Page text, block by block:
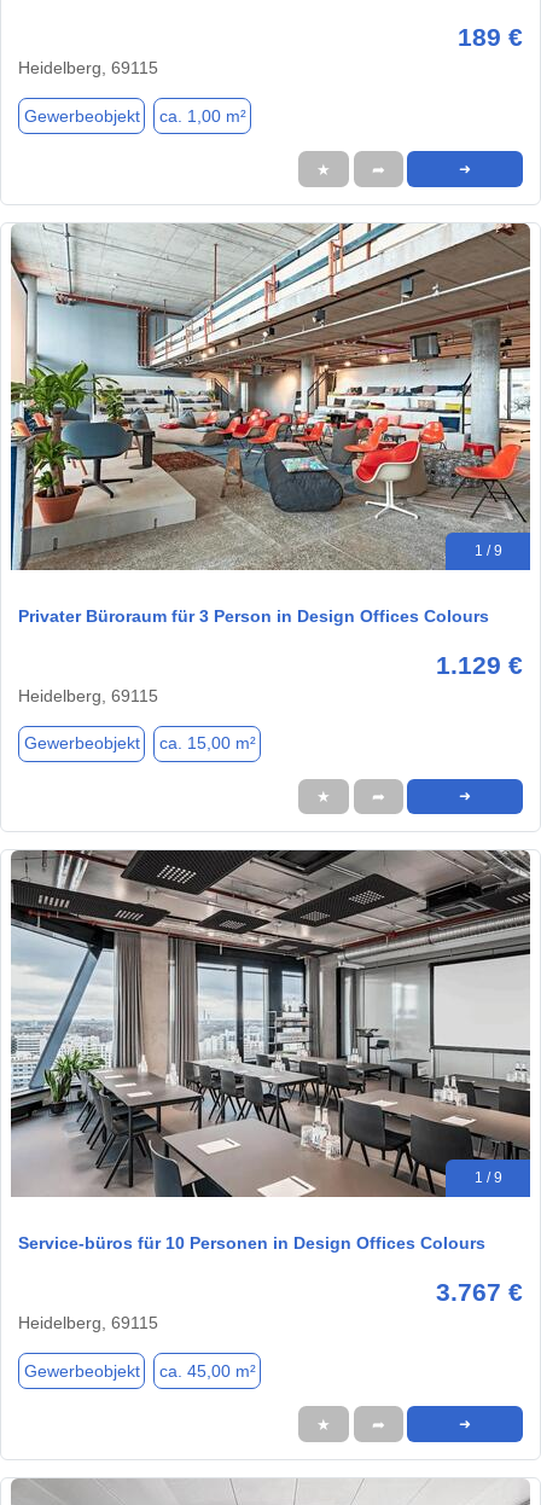
189 €
Heidelberg, 69115
Gewerbeobjekt ca. 1,00 m²
★ ➦ ➜
1 / 9
Privater Büroraum für 3 Person in Design Offices Colours
1.129 €
Heidelberg, 69115
Gewerbeobjekt ca. 15,00 m²
★ ➦ ➜
1 / 9
Service-büros für 10 Personen in Design Offices Colours
3.767 €
Heidelberg, 69115
Gewerbeobjekt ca. 45,00 m²
★ ➦ ➜